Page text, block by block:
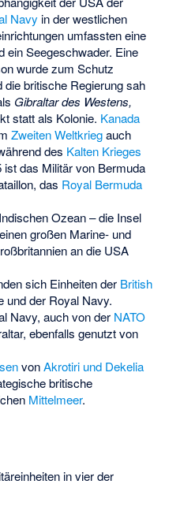
Navy in der westlichen
umfassten eine
ein Seegeschwader. Eine
wurde zum Schutz
britische Regierung sah
Gibraltar des Westens,
statt als Kolonie. Kanada
Zweiten Weltkriegauch
des Kalten Krieges
ist das Militär von Bermuda
das Royal Bermuda
Ozean – die Insel
großen Marine- und
an die USA
sich Einheiten der British
und der Royal Navy.
Navy, auch von der NATO
, ebenfalls genutzt von
vonAkrotiri und Dekelia
britische
Mittelmeer.
in vier der